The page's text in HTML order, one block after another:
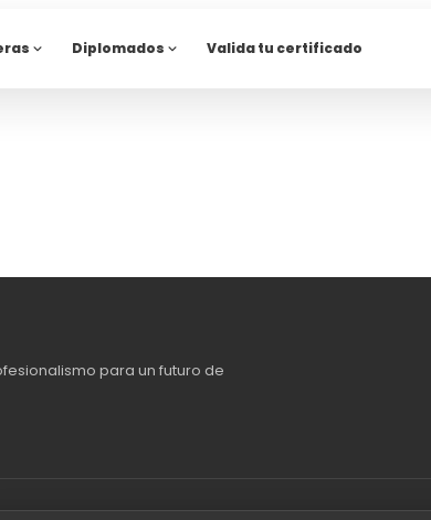
Diplomados Valida tu certificado
para un futuro de